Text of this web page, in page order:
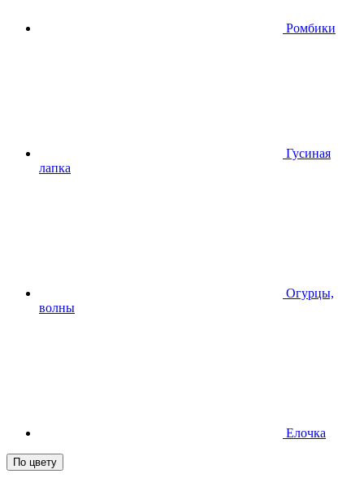
Ромбики
Гусиная
лапка
Огурцы,
волны
Елочка
По цвету